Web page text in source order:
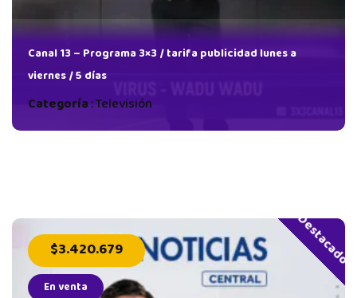
Canal 13 – Programa 3×3 / tarifa publicidad lunes a
viernes / 5 días
Categoría:Televisión
Destacado
$3.420.679
En venta